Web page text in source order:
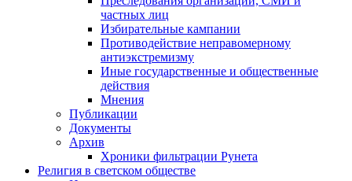
частных лиц
Избирательные кампании
Противодействие неправомерному
антиэкстремизму
Иные государственные и общественные
действия
Мнения
Публикации
Документы
Архив
Хроники фильтрации Рунета
Религия в светском обществе